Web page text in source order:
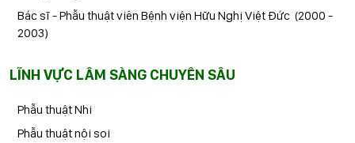
Bác sĩ - Phẫu thuật viên Bệnh viện Hữu Nghị Việt Đức (2000 -
2003)
LĨNH VỰC LÂM SÀNG CHUYÊN SÂU
Phẫu thuật Nhi
Phẫu thuật nội soi